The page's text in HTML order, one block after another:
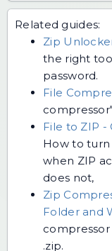
Related guides:
Zip
the right
password.
File
File to ZIP -
How to turn
when ZIP
does not,
Zip
Folder and
.zip.